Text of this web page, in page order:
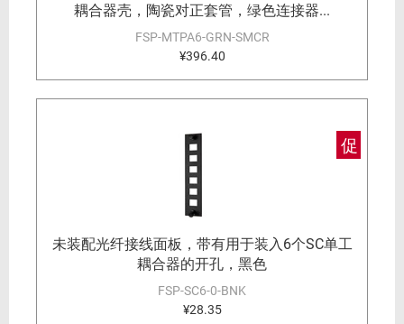
耦合器壳，陶瓷对正套管，绿色连接器...
FSP-MTPA6-GRN-SMCR
¥396.40
促
未装配光纤接线面板，带有用于装入6个SC单工
耦合器的开孔，黑色
FSP-SC6-0-BNK
¥28.35